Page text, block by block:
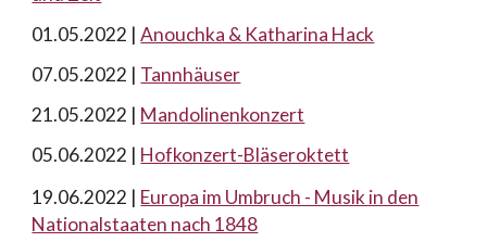
01.05.2022 |Anouchka & Katharina Hack
07.05.2022 | Tannhäuser
21.05.2022 | Mandolinenkonzert
05.06.2022 | Hofkonzert-Bläseroktett
19.06.2022 | Europa im Umbruch - Musik in den
Nationalstaaten nach 1848